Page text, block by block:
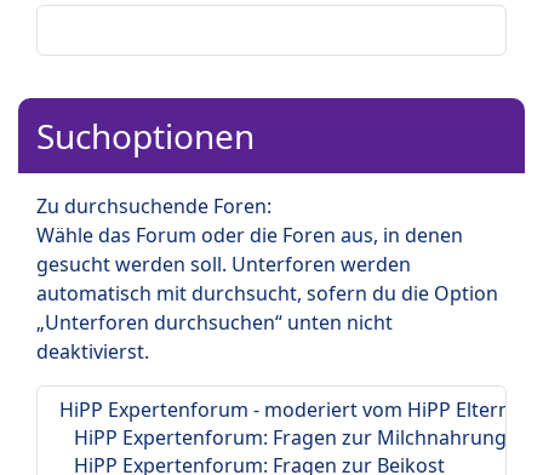
Suchoptionen
Zu durchsuchende Foren:
Wähle das Forum oder die Foren aus, in denen
gesucht werden soll. Unterforen werden
automatisch mit durchsucht, sofern du die Option
„Unterforen durchsuchen“ unten nicht
deaktivierst.